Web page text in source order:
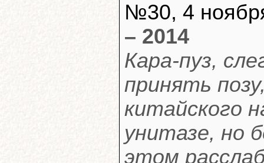
№30, 4
– 2014
Кара-пуз,
принять
китайского
унитазе, но
этом